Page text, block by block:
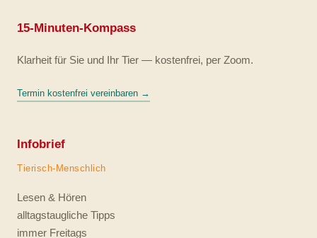
15-Minuten-Kompass
Klarheit für Sie und Ihr Tier — kostenfrei, per Zoom.
Termin kostenfrei vereinbaren →
Infobrief
Tierisch-Menschlich
Lesen & Hören
alltagstaugliche Tipps
immer Freitags